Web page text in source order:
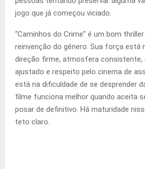
jogo que já começou viciado.
“Caminhos do Crime” é um bom
reinvenção do gênero. Sua força está
direção firme, atmosfera consistente,
ajustado e respeito pelo cinema de
está na dificuldade de se desprender
filme funciona melhor quando aceita
posar de definitivo. Há maturidade
teto claro.